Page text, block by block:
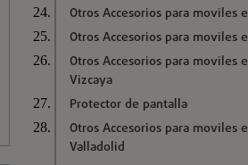
Otros Accesorios para moviles
Otros Accesorios para moviles
Otros Accesorios para moviles
Vizcaya
Protector de pantalla
Otros Accesorios para moviles
Valladolid